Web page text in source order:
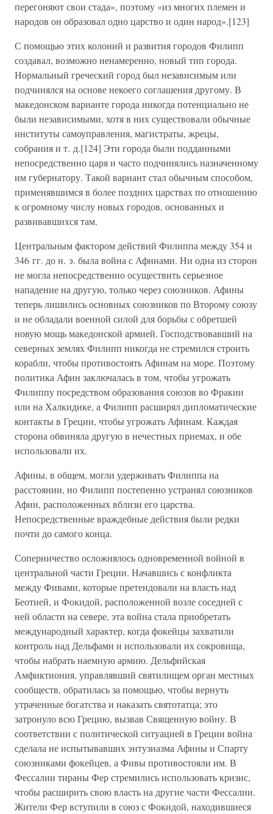
перегоняют свои стада», поэтому «из многих племен и
народов он образовал одно царство и один народ».[123]
С помощью этих колоний и развития городов Филипп
создавал, возможно ненамеренно, новый тип города.
Нормальный греческий город был независимым или
подчинялся на основе некоего соглашения другому. В
македонском варианте города никогда потенциально не
были независимыми, хотя в них существовали обычные
институты самоуправления, магистраты, жрецы,
собрания и т. д.[124] Эти города были подданными
непосредственно царя и часто подчинялись назначенному
им губернатору. Такой вариант стал обычным способом,
применявшимся в более поздних царствах по отношению
к огромному числу новых городов, основанных и
развивавшихся там.
Центральным фактором действий Филиппа между 354 и
346 гг. до н. э. была война с Афинами. Ни одна из сторон
не могла непосредственно осуществить серьезное
нападение на другую, только через союзников. Афины
теперь лишились основных союзников по Второму союзу
и не обладали военной силой для борьбы с обретшей
новую мощь македонской армией. Господствовавший на
северных землях Филипп никогда не стремился строить
корабли, чтобы противостоять Афинам на море. Поэтому
политика Афин заключалась в том, чтобы угрожать
Филиппу посредством образования союзов во Фракии
или на Халкидике, а Филипп расширял дипломатические
контакты в Греции, чтобы угрожать Афинам. Каждая
сторона обвиняла другую в нечестных приемах, и обе
использовали их.
Афины, в общем, могли удерживать Филиппа на
расстоянии, но Филипп постепенно устранял союзников
Афин, расположенных вблизи его царства.
Непосредственные враждебные действия были редки
почти до самого конца.
Соперничество осложнялось одновременной войной в
центральной части Греции. Начавшись с конфликта
между Фивами, которые претендовали на власть над
Беотией, и Фокидой, расположенной возле соседней с
ней области на севере, эта война стала приобретать
международный характер, когда фокейцы захватили
контроль над Дельфами и использовали их сокровища,
чтобы набрать наемную армию. Дельфийская
Амфиктиония, управлявший святилищем орган местных
сообществ, обратилась за помощью, чтобы вернуть
утраченные богатства и наказать святотатца; это
затронуло всю Грецию, вызвав Священную войну. В
соответствии с политической ситуацией в Греции война
сделала не испытывавших энтузиазма Афины и Спарту
союзниками фокейцев, а Фивы противостояли им. В
Фессалии тираны Фер стремились использовать кризис,
чтобы расширить свою власть на другие части Фессалии.
Жители Фер вступили в союз с Фокидой, находившиеся